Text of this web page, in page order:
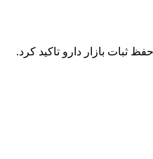
ثبات بازار دارو تاکید کرد.